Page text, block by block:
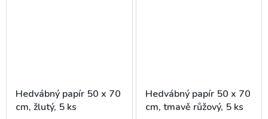
Hedvábný papír 50 x 70
cm, žlutý, 5 ks
Hedvábný papír 50 x 70
cm, tmavě růžový, 5 ks